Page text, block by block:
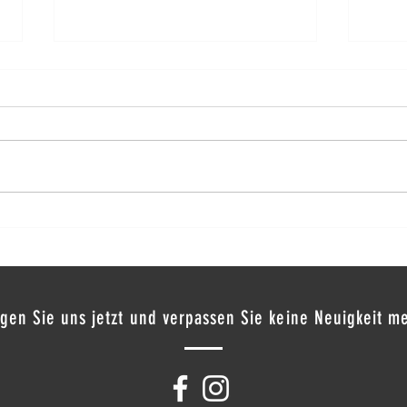
Rahaa
Sie uns jetzt und verpassen Sie keine Neuigkeit